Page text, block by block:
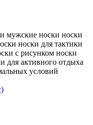
мужские носки носки
носки для тактики
с рисунком носки
для активного отдыха
условий